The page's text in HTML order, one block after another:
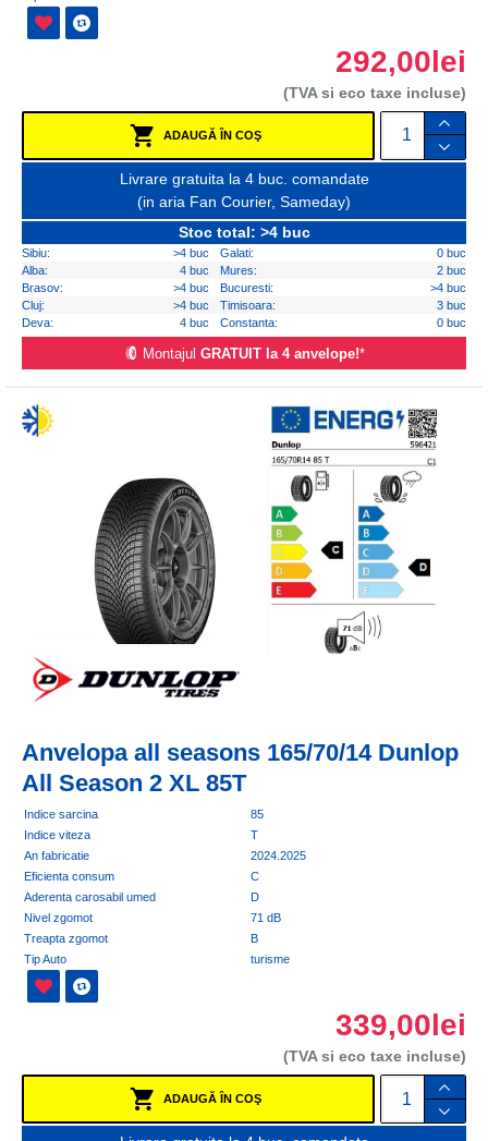
292,00lei
(TVA si eco taxe incluse)
ADAUGĂ ÎN COŞ
Livrare gratuita la 4 buc. comandate
(in aria Fan Courier, Sameday)
Stoc total: >4 buc
Sibiu: >4 buc Galati:
0 buc
Alba:
4 buc Mures:
2 buc
Brasov:
>4 buc Bucuresti:
>4 buc
Cluj:
>4 buc Timisoara:
3 buc
Deva:
4 buc Constanta: 0 buc
Montajul GRATUIT la 4 anvelope!*
Anvelopa all seasons 165/70/14 Dunlop
All Season 2 XL 85T
Indice sarcina
85
Indice viteza
T
An fabricatie
2024.2025
Eficienta consum
C
Aderenta carosabil umed
D
Nivel zgomot
71 dB
Treapta zgomot
B
Tip Auto
turisme
339,00lei
(TVA si eco taxe incluse)
ADAUGĂ ÎN COŞ